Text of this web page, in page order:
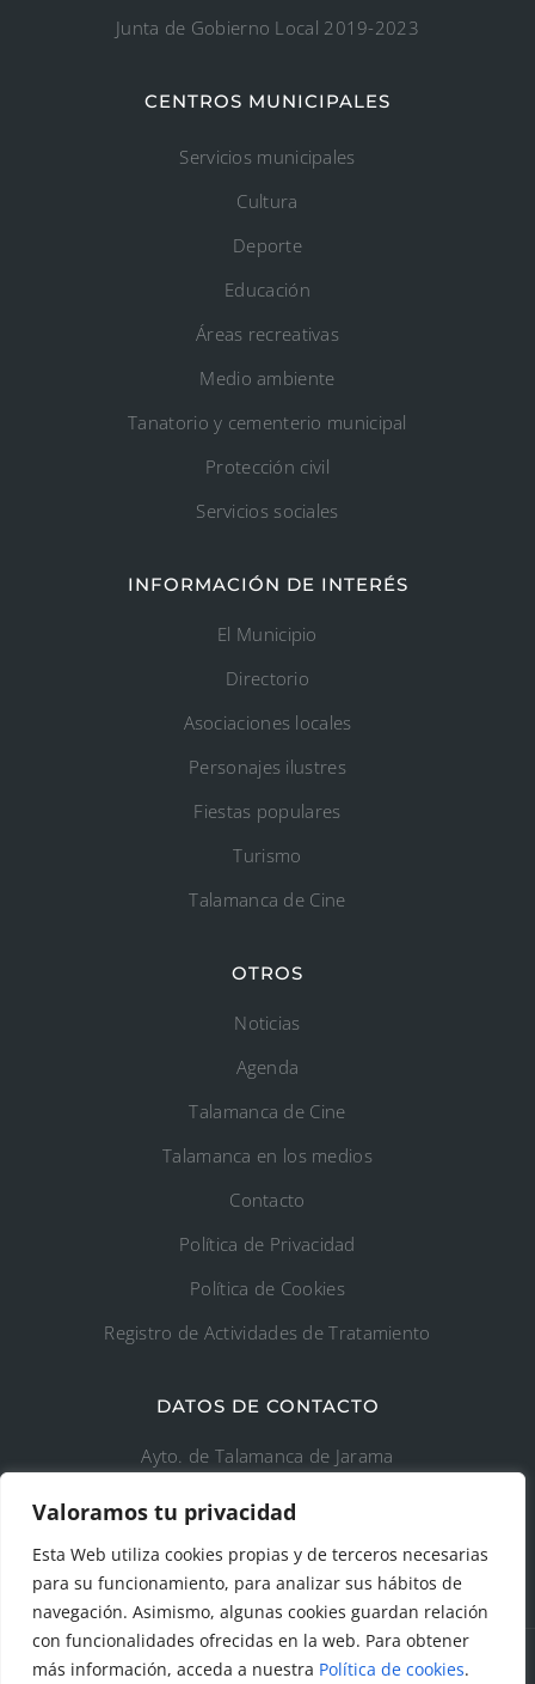
Valoramos tu privacidad
Esta Web utiliza cookies propias y de terceros necesarias
para su funcionamiento, para analizar sus hábitos de
navegación. Asimismo, algunas cookies guardan relación
con funcionalidades ofrecidas en la web. Para obtener
más información, acceda a nuestra Política de cookies.
Junta de Gobierno Local 2019-2023
CENTROS MUNICIPALES
Servicios municipales
Cultura
Deporte
Educación
Áreas recreativas
Medio ambiente
Tanatorio y cementerio municipal
Protección civil
Servicios sociales
INFORMACIÓN DE INTERÉS
El Municipio
Directorio
Asociaciones locales
Personajes ilustres
Fiestas populares
Turismo
Talamanca de Cine
OTROS
Noticias
Agenda
Talamanca de Cine
Talamanca en los medios
Contacto
Política de Privacidad
Política de Cookies
Registro de Actividades de Tratamiento
DATOS DE CONTACTO
Ayto. de Talamanca de Jarama
C/Fuente del Arca, 19 28160 Talamanca de